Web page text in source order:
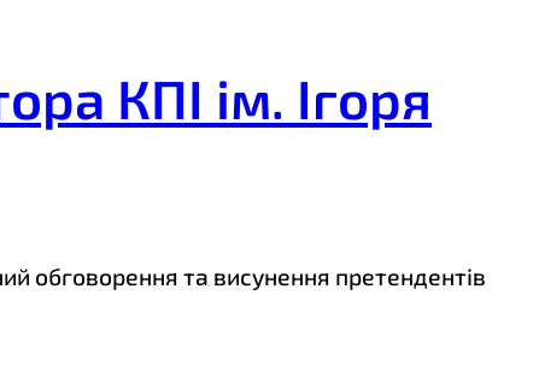
КПІ ім. Ігоря
обговорення та висунення претендентів